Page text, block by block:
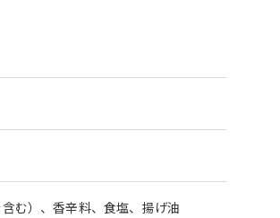
む）、香辛料、食塩、揚げ油